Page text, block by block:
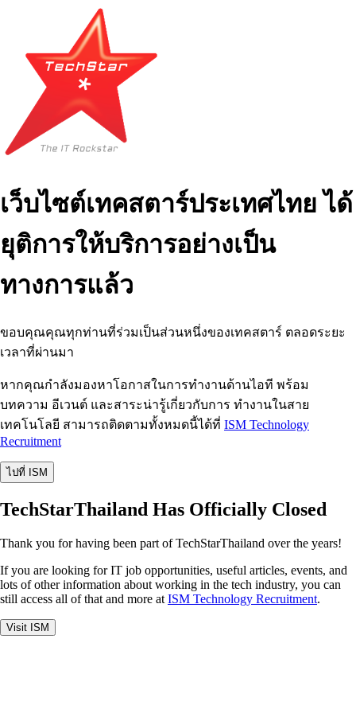
เว็บไซต์เทคสตาร์ประเทศไทย ได้
ยุติการให้บริการอย่างเป็น
ทางการแล้ว
ขอบคุณคุณทุกท่านที่ร่วมเป็นส่วนหนึ่งของเทคสตาร์ ตลอดระยะ
เวลาที่ผ่านมา
หากคุณกำลังมองหาโอกาสในการทำงานด้านไอที พร้อม
บทความ อีเวนต์ และสาระน่ารู้เกี่ยวกับการ ทำงานในสาย
เทคโนโลยี สามารถติดตามทั้งหมดนี้ได้ที่ ISM Technology
Recruitment
ไปที่ ISM
TechStarThailand Has Officially Closed
Thank you for having been part of TechStarThailand over the years!
If you are looking for IT job opportunities, useful articles, events, and
lots of other information about working in the tech industry, you can
still access all of that and more at ISM Technology Recruitment.
Visit ISM